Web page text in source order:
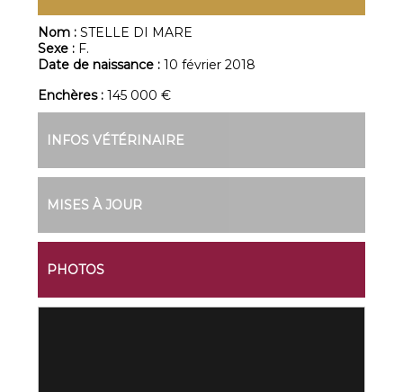
Nom :STELLE DI MARE
Sexe : F.
Date de naissance :10 février 2018
Enchères :145 000 €
INFOS VÉTÉRINAIRE
MISES À JOUR
PHOTOS